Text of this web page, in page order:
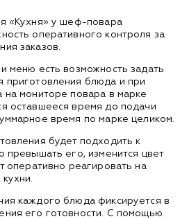
«Кухня» у шеф-повара
оперативного контроля за
заказов.
меню есть возможность задать
приготовления блюда и при
на мониторе повара в марке
оставшееся время до подачи
время по марке целиком.
будет подходить к
превышать его, изменится цвет
оперативно реагировать на
каждого блюда фиксируется в
его готовности. С помощью